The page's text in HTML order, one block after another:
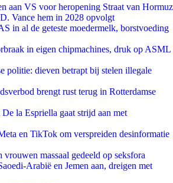
aan VS voor heropening Straat van Hormuz
Vance hem in 2028 opvolgt
in al de geteste moedermelk, borstvoeding
in eigen chipmachines, druk op ASML
politie: dieven betrapt bij stelen illegale
brengt rust terug in Rotterdamse
la Espriella gaat strijd aan met
en TikTok om verspreiden desinformatie
massaal gedeeld op seksfora
Arabië en Jemen aan, dreigen met